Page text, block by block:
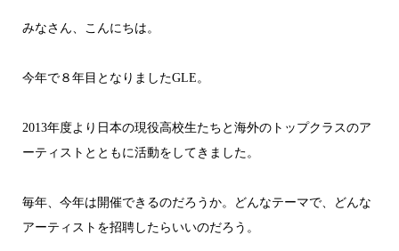
みなさん、こんにちは。
今年で８年目となりましたGLE。
2013年度より日本の現役高校生たちと海外のトップクラスのア
ーティストとともに活動をしてきました。
毎年、今年は開催できるのだろうか。どんなテーマで、どんな
アーティストを招聘したらいいのだろう。